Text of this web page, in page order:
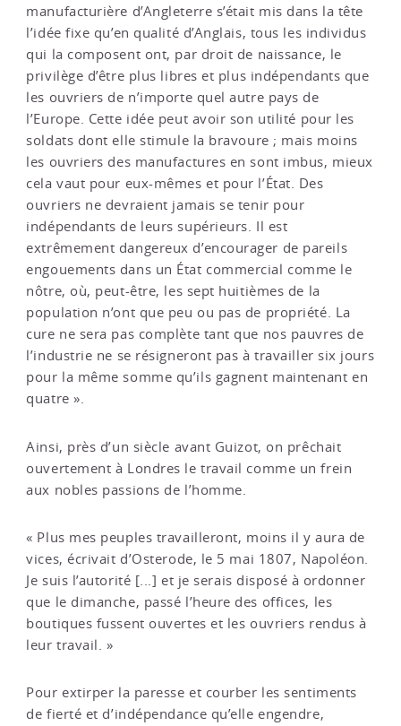
manufacturière d’Angleterre s’était mis dans la tête
l’idée fixe qu’en qualité d’Anglais, tous les individus
qui la composent ont, par droit de naissance, le
privilège d’être plus libres et plus indépendants que
les ouvriers de n’importe quel autre pays de
l’Europe. Cette idée peut avoir son utilité pour les
soldats dont elle stimule la bravoure ; mais moins
les ouvriers des manufactures en sont imbus, mieux
cela vaut pour eux-mêmes et pour l’État. Des
ouvriers ne devraient jamais se tenir pour
indépendants de leurs supérieurs. Il est
extrêmement dangereux d’encourager de pareils
engouements dans un État commercial comme le
nôtre, où, peut-être, les sept huitièmes de la
population n’ont que peu ou pas de propriété. La
cure ne sera pas complète tant que nos pauvres de
l’industrie ne se résigneront pas à travailler six jours
pour la même somme qu’ils gagnent maintenant en
quatre ».
Ainsi, près d’un siècle avant Guizot, on prêchait
ouvertement à Londres le travail comme un frein
aux nobles passions de l’homme.
« Plus mes peuples travailleront, moins il y aura de
vices, écrivait d’Osterode, le 5 mai 1807, Napoléon.
Je suis l’autorité [...] et je serais disposé à ordonner
que le dimanche, passé l’heure des offices, les
boutiques fussent ouvertes et les ouvriers rendus à
leur travail. »
Pour extirper la paresse et courber les sentiments
de fierté et d’indépendance qu’elle engendre,